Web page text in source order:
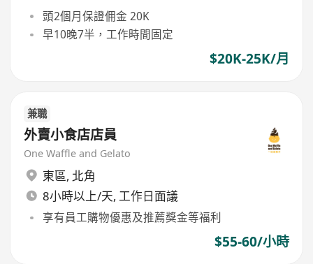
頭2個月保證佣金 20K
早10晚7半，工作時間固定
$20K-25K/月
兼職
外賣小食店店員
One Waffle and Gelato
東區, 北角
8小時以上/天, 工作日面議
享有員工購物優惠及推薦獎金等福利
$55-60/小時